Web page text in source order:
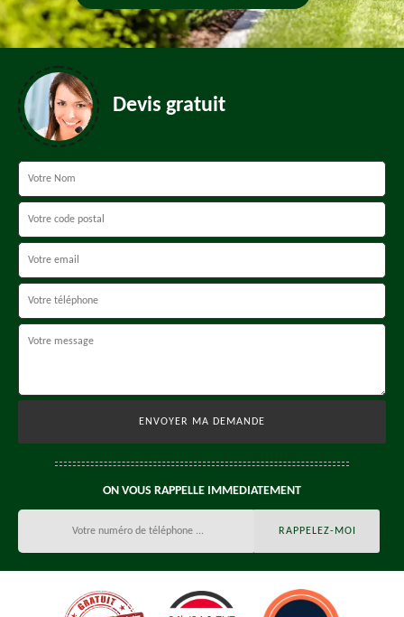
Devis gratuit
ON VOUS RAPPELLE IMMEDIATEMENT